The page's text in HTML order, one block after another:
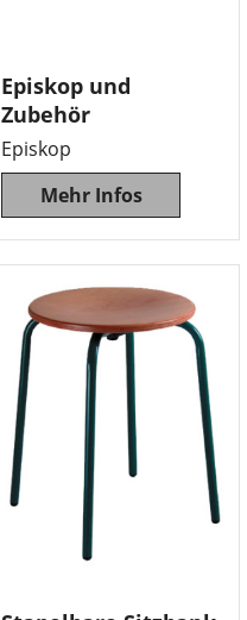
Episkop und
Zubehör
Episkop
Mehr Infos